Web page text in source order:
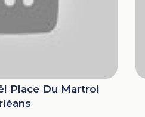
Place Du Martroi